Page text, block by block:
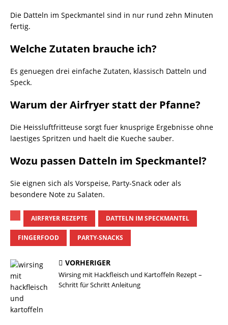
Die Datteln im Speckmantel sind in nur rund zehn Minuten
fertig.
Welche Zutaten brauche ich?
Es genuegen drei einfache Zutaten, klassisch Datteln und
Speck.
Warum der Airfryer statt der Pfanne?
Die Heissluftfritteuse sorgt fuer knusprige Ergebnisse ohne
laestiges Spritzen und haelt die Kueche sauber.
Wozu passen Datteln im Speckmantel?
Sie eignen sich als Vorspeise, Party-Snack oder als
besondere Note zu Salaten.
AIRFRYER REZEPTE DATTELN IM SPECKMANTEL
FINGERFOOD PARTY-SNACKS
VORHERIGER
Wirsing mit Hackfleisch und Kartoffeln Rezept –
Schritt für Schritt Anleitung